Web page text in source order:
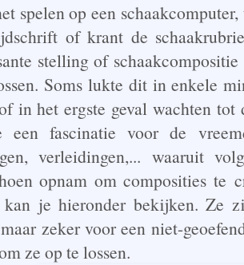
spelen op een
of krant de
stelling of
Soms lukte dit in enkele
in het ergste geval wachten tot
een fascinatie voor de
verleidingen,... waaruit
opnam om composities te
kan je hieronder bekijken. Ze
zeker voor een niet-
ze op te lossen.